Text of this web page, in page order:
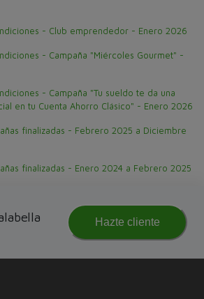
- Club emprendedor - Enero 2026
- Campaña "Miércoles Gourmet" -
- Campaña "Tu sueldo te da una
en tu Cuenta Ahorro Clásico" - Enero 2026
finalizadas - Febrero 2025 a Diciembre
finalizadas - Enero 2024 a Febrero 2025
Hazte cliente